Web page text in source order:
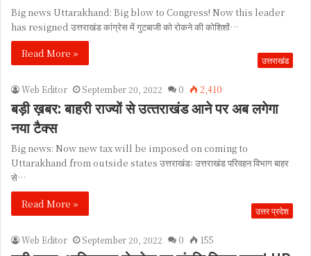
Big news Uttarakhand: Big blow to Congress! Now this leader
has resigned उत्तराखंड कांग्रेस में गुटबाजी को रोकने की कोशिशों…
Read More »
उत्तराखंड
Web Editor September 20, 2022 0 2,410
बड़ी ख़बर: बाहरी राज्‍यों से उत्‍तराखंड आने पर अब लगेगा
नया टैक्‍स
Big news: Now new tax will be imposed on coming to
Uttarakhand from outside states उत्तराखंडः उत्तराखंड परिवहन विभाग बाहर
से…
Read More »
उत्तर प्रदेश
Web Editor September 20, 2022 0 155